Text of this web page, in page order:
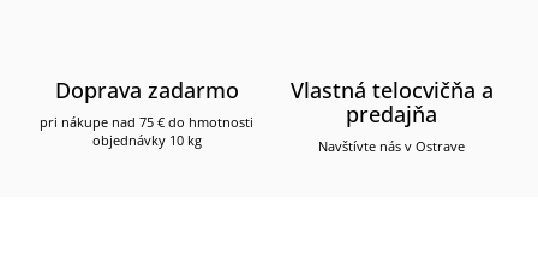
Doprava zadarmo
pri nákupe nad 75 € do hmotnosti
objednávky 10 kg
Vlastná telocvičňa a
predajňa
Navštívte nás v Ostrave